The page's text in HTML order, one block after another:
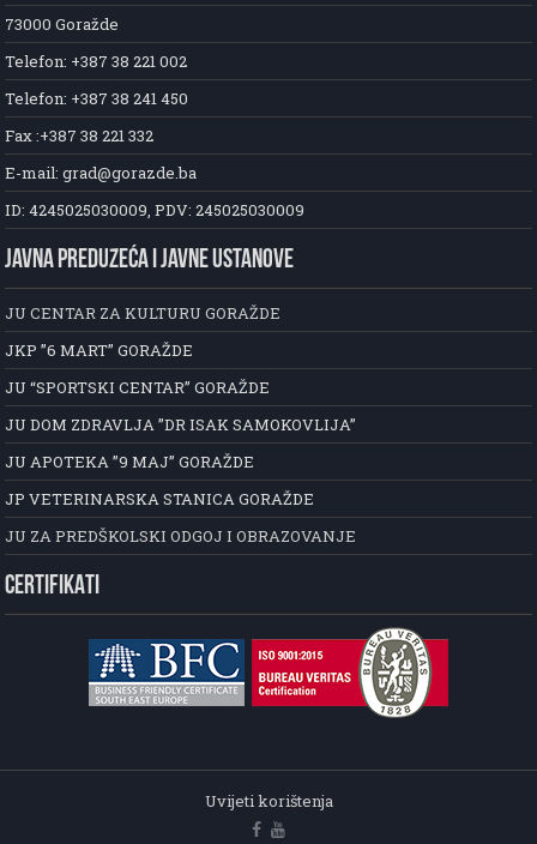
73000 Goražde
Telefon: +387 38 221 002
Telefon: +387 38 241 450
Fax :+387 38 221 332
E-mail: grad@gorazde.ba
ID: 4245025030009, PDV: 245025030009
JAVNA PREDUZEĆA I JAVNE USTANOVE
JU CENTAR ZA KULTURU GORAŽDE
JKP ”6 MART” GORAŽDE
JU “SPORTSKI CENTAR” GORAŽDE
JU DOM ZDRAVLJA ”DR ISAK SAMOKOVLIJA”
JU APOTEKA ”9 MAJ” GORAŽDE
JP VETERINARSKA STANICA GORAŽDE
JU ZA PREDŠKOLSKI ODGOJ I OBRAZOVANJE
CERTIFIKATI
Uvijeti korištenja